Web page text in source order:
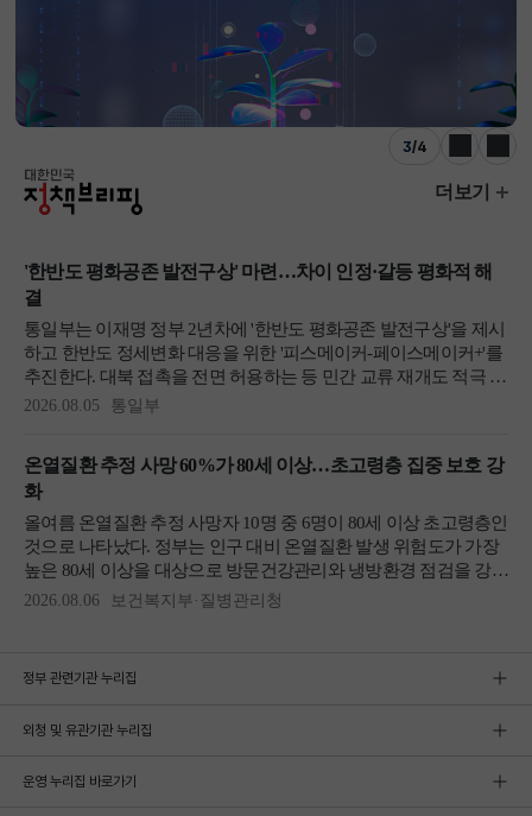
3/4
이전 다음
정부 관련기관 누리집
외청 및 유관기관 누리집
운영 누리집 바로가기